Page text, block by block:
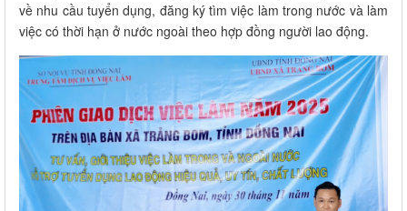
về nhu cầu tuyển dụng, đăng ký tìm việc làm trong nước và làm
việc có thời hạn ở nước ngoài theo hợp đồng người lao động.